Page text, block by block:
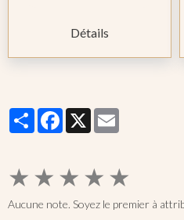
Détails
PartagerFacebook
X
★ ★ ★ ★ ★
Aucune note. Soyez le premier à